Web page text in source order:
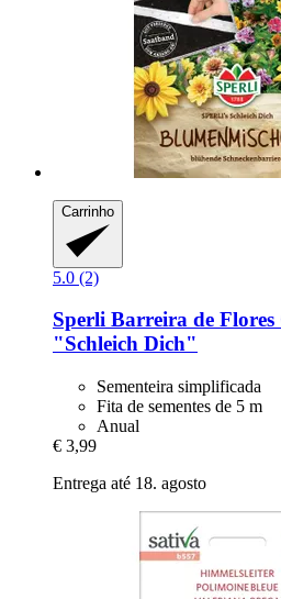
Carrinho
5.0 (2)
Sperli Barreira de Flores
"Schleich Dich"
Sementeira simplificada
Fita de sementes de 5 m
Anual
€ 3,99
Entrega até 18. agosto